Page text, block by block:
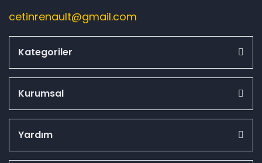
cetinrenault@gmail.com
Kategoriler
Kurumsal
Yardım